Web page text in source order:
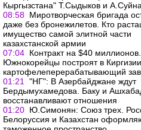
Кыргызстана" Т.Сыдыков и
08:58 Миротворческая бригада
даже без бронежилетов. Кто
имущество самой элитной части
казахстанской армии
07:04 Контракт на $40 миллионов.
Южнокорейцы построят в
картофелеперерабатывающий
01:21
"НГ": В Азербайджане ждут
Бердымухамедова. Баку и
восстанавливают отношения
01:20 Ю.Симонян: Союз трех.
Белоруссия и Казахстан